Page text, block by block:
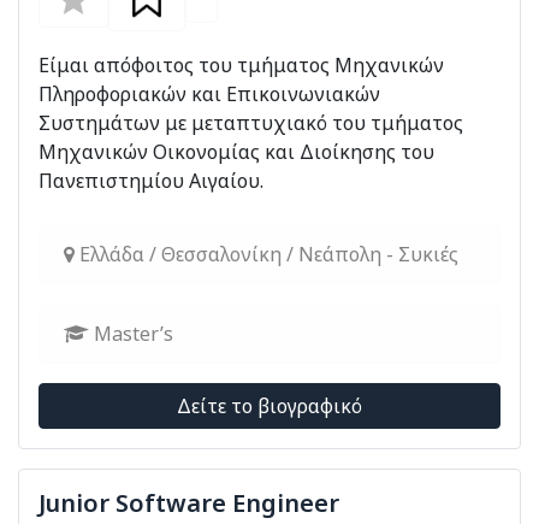
Είμαι απόφοιτος του τμήματος Μηχανικών
Πληροφοριακών και Επικοινωνιακών
Συστημάτων με μεταπτυχιακό του τμήματος
Μηχανικών Οικονομίας και Διοίκησης του
Πανεπιστημίου Αιγαίου.
Ελλάδα / Θεσσαλονίκη / Νεάπολη - Συκιές
Master’s
Δείτε το βιογραφικό
Junior Software Engineer